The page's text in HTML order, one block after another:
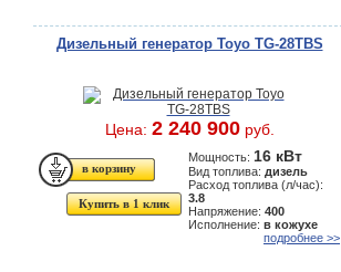
Дизельный генератор Toyo TG-28TBS
Цена: 2 240 900руб.
Купить в 1 клик
Мощность: 16 кВт
Вид топлива: дизель
Расход топлива (л/час):
3.8
Напряжение: 400
Исполнение: в кожухе
подробнее >>